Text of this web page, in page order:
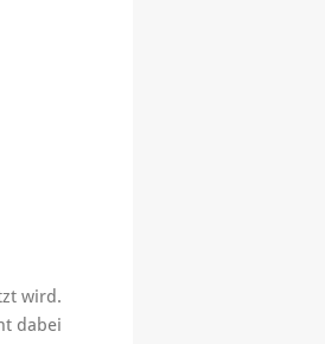
wird.
dabei